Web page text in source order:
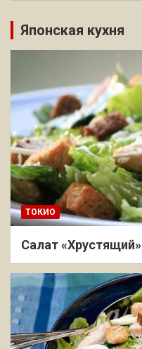
Японская кухня
ТОКИО
Салат «Хрустящий»